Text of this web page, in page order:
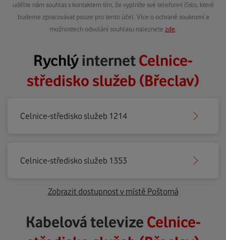
udělte nám souhlas s kontaktem tím, že vyplníte své telefonní číslo, které
budeme zpracovávat pouze pro tento účel. Více o ochraně soukromí a
možnostech odvolání souhlasu naleznete zde
RychlýinternetCelnice-
středisko služeb (Břeclav)
Celnice-středisko služeb 1214
Celnice-středisko služeb 1353
Zobrazit dostupnost v místě Poštorná
Kabelová televize Celnice-